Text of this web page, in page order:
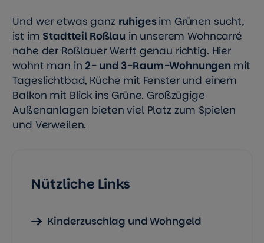
Und wer etwas ganz ruhigesim Grünen sucht,
ist im Stadtteil Roßlau in unserem Wohncarré
nahe der Roßlauer Werft genau richtig. Hier
wohnt man in2- und 3-Raum-Wohnungen mit
Tageslichtbad, Küche mit Fenster und einem
Balkon mit Blick ins Grüne. Großzügige
Außenanlagen bieten viel Platz zum Spielen
und Verweilen.
Nützliche Links
Kinderzuschlag und Wohngeld